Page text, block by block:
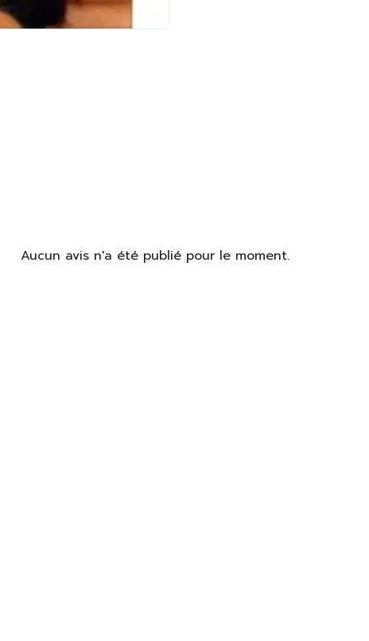
Aucun avis n'a été publié pour le moment.